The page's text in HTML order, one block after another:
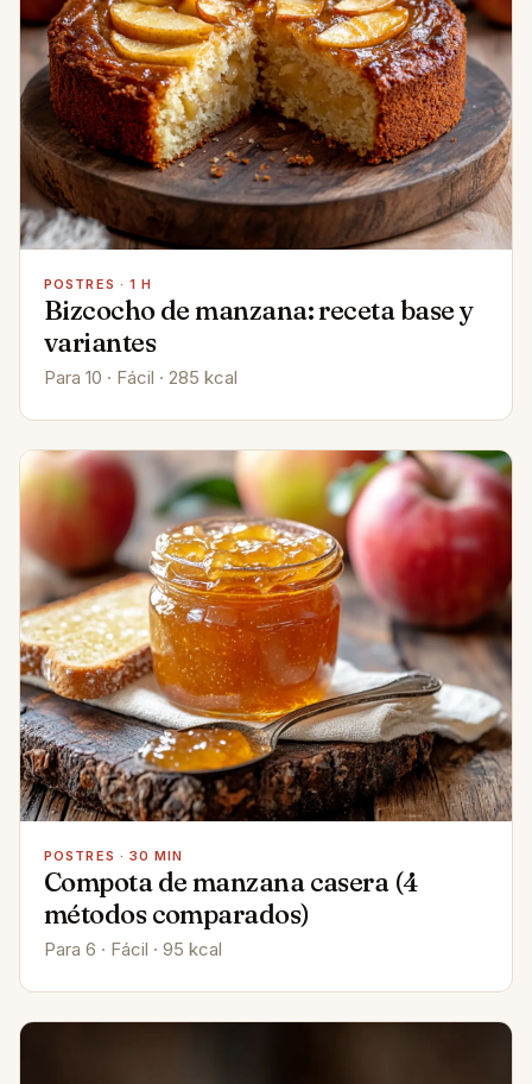
POSTRES · 1 H
Bizcocho de manzana: receta base y
variantes
Para 10 · Fácil · 285 kcal
POSTRES · 30 MIN
Compota de manzana casera (4
métodos comparados)
Para 6 · Fácil · 95 kcal